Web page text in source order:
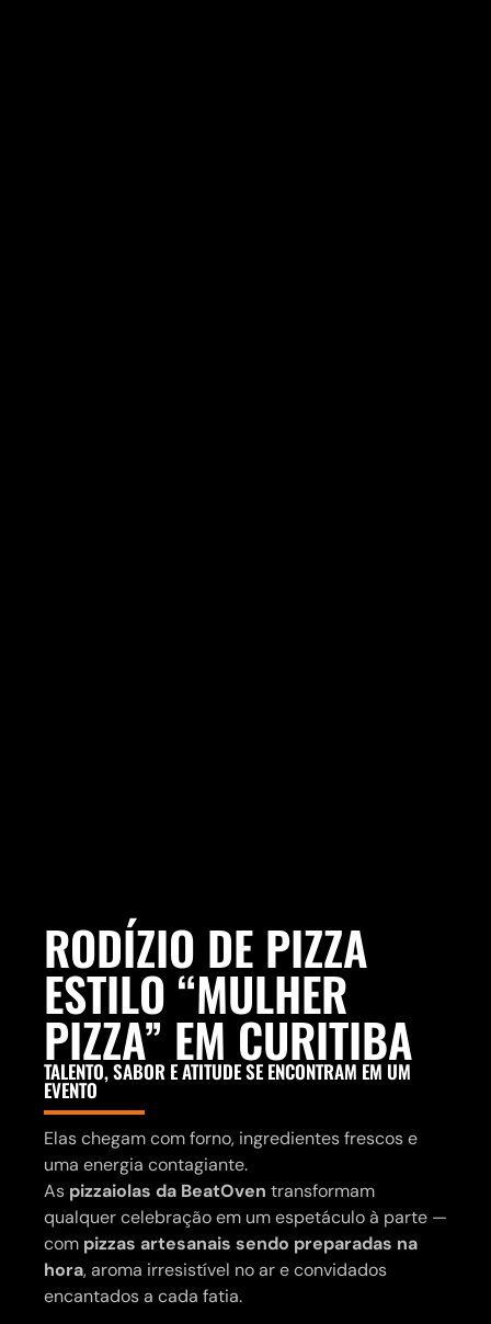
RODÍZIO DE PIZZA
ESTILO “MULHER
PIZZA” EM CURITIBA
TALENTO, SABOR E ATITUDE SE ENCONTRAM EM UM
EVENTO
Elas chegam com forno, ingredientes frescos e
uma energia contagiante.
As pizzaiolas da BeatOven transformam
qualquer celebração em um espetáculo à parte —
com pizzas artesanais sendo preparadas na
hora, aroma irresistível no ar e convidados
encantados a cada fatia.